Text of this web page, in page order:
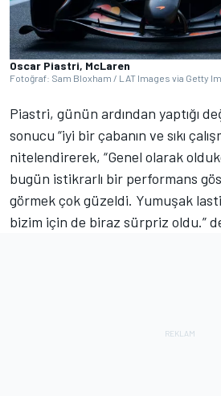
Oscar Piastri, McLaren
Fotoğraf: Sam Bloxham / LAT Images via Getty
Piastri, günün ardından yaptığı
sonucu “iyi bir çabanın ve sıkı
nitelendirerek, “Genel olarak
bugün istikrarlı bir performans
görmek çok güzeldi. Yumuşak
bizim için de biraz sürpriz oldu.”